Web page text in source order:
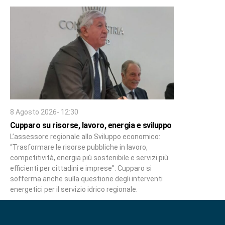
8 Agosto 2026- 12:30
Cupparo su risorse, lavoro, energia e sviluppo
L’assessore regionale allo Sviluppo economico:
“Trasformare le risorse pubbliche in lavoro,
competitività, energia più sostenibile e servizi più
efficienti per cittadini e imprese”. Cupparo si
sofferma anche sulla questione degli interventi
energetici per il servizio idrico regionale.